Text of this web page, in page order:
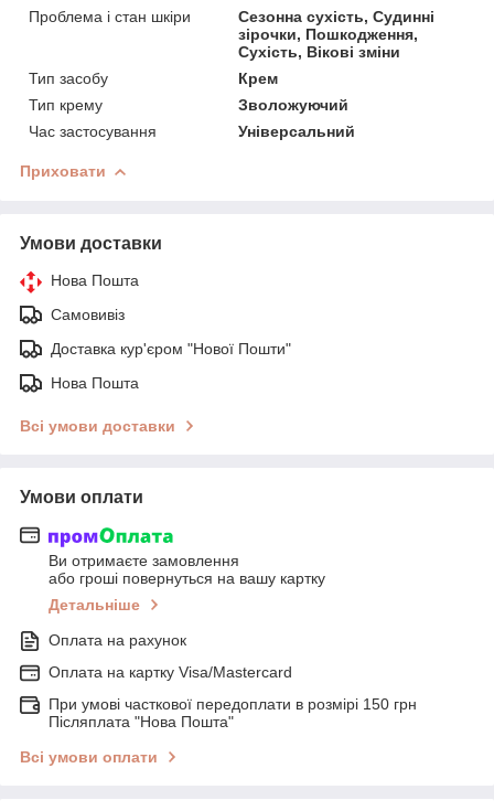
Проблема і стан шкіри
Сезонна сухість, Судинні
зірочки, Пошкодження,
Сухість, Вікові зміни
Тип засобу
Крем
Тип крему
Зволожуючий
Час застосування
Універсальний
Приховати
Умови доставки
Нова Пошта
Самовивіз
Доставка кур'єром "Нової Пошти"
Нова Пошта
Всі умови доставки
Умови оплати
Ви отримаєте замовлення
або гроші повернуться на вашу картку
Детальніше
Оплата на рахунок
Оплата на картку Visa/Mastercard
При умові часткової передоплати в розмірі 150 грн
Післяплата "Нова Пошта"
Всі умови оплати